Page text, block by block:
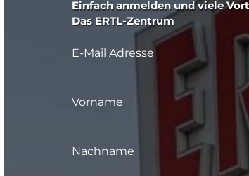
Einfach anmelden und viele
Das ERTL-Zentrum
E-Mail Adresse
Vorname
Nachname